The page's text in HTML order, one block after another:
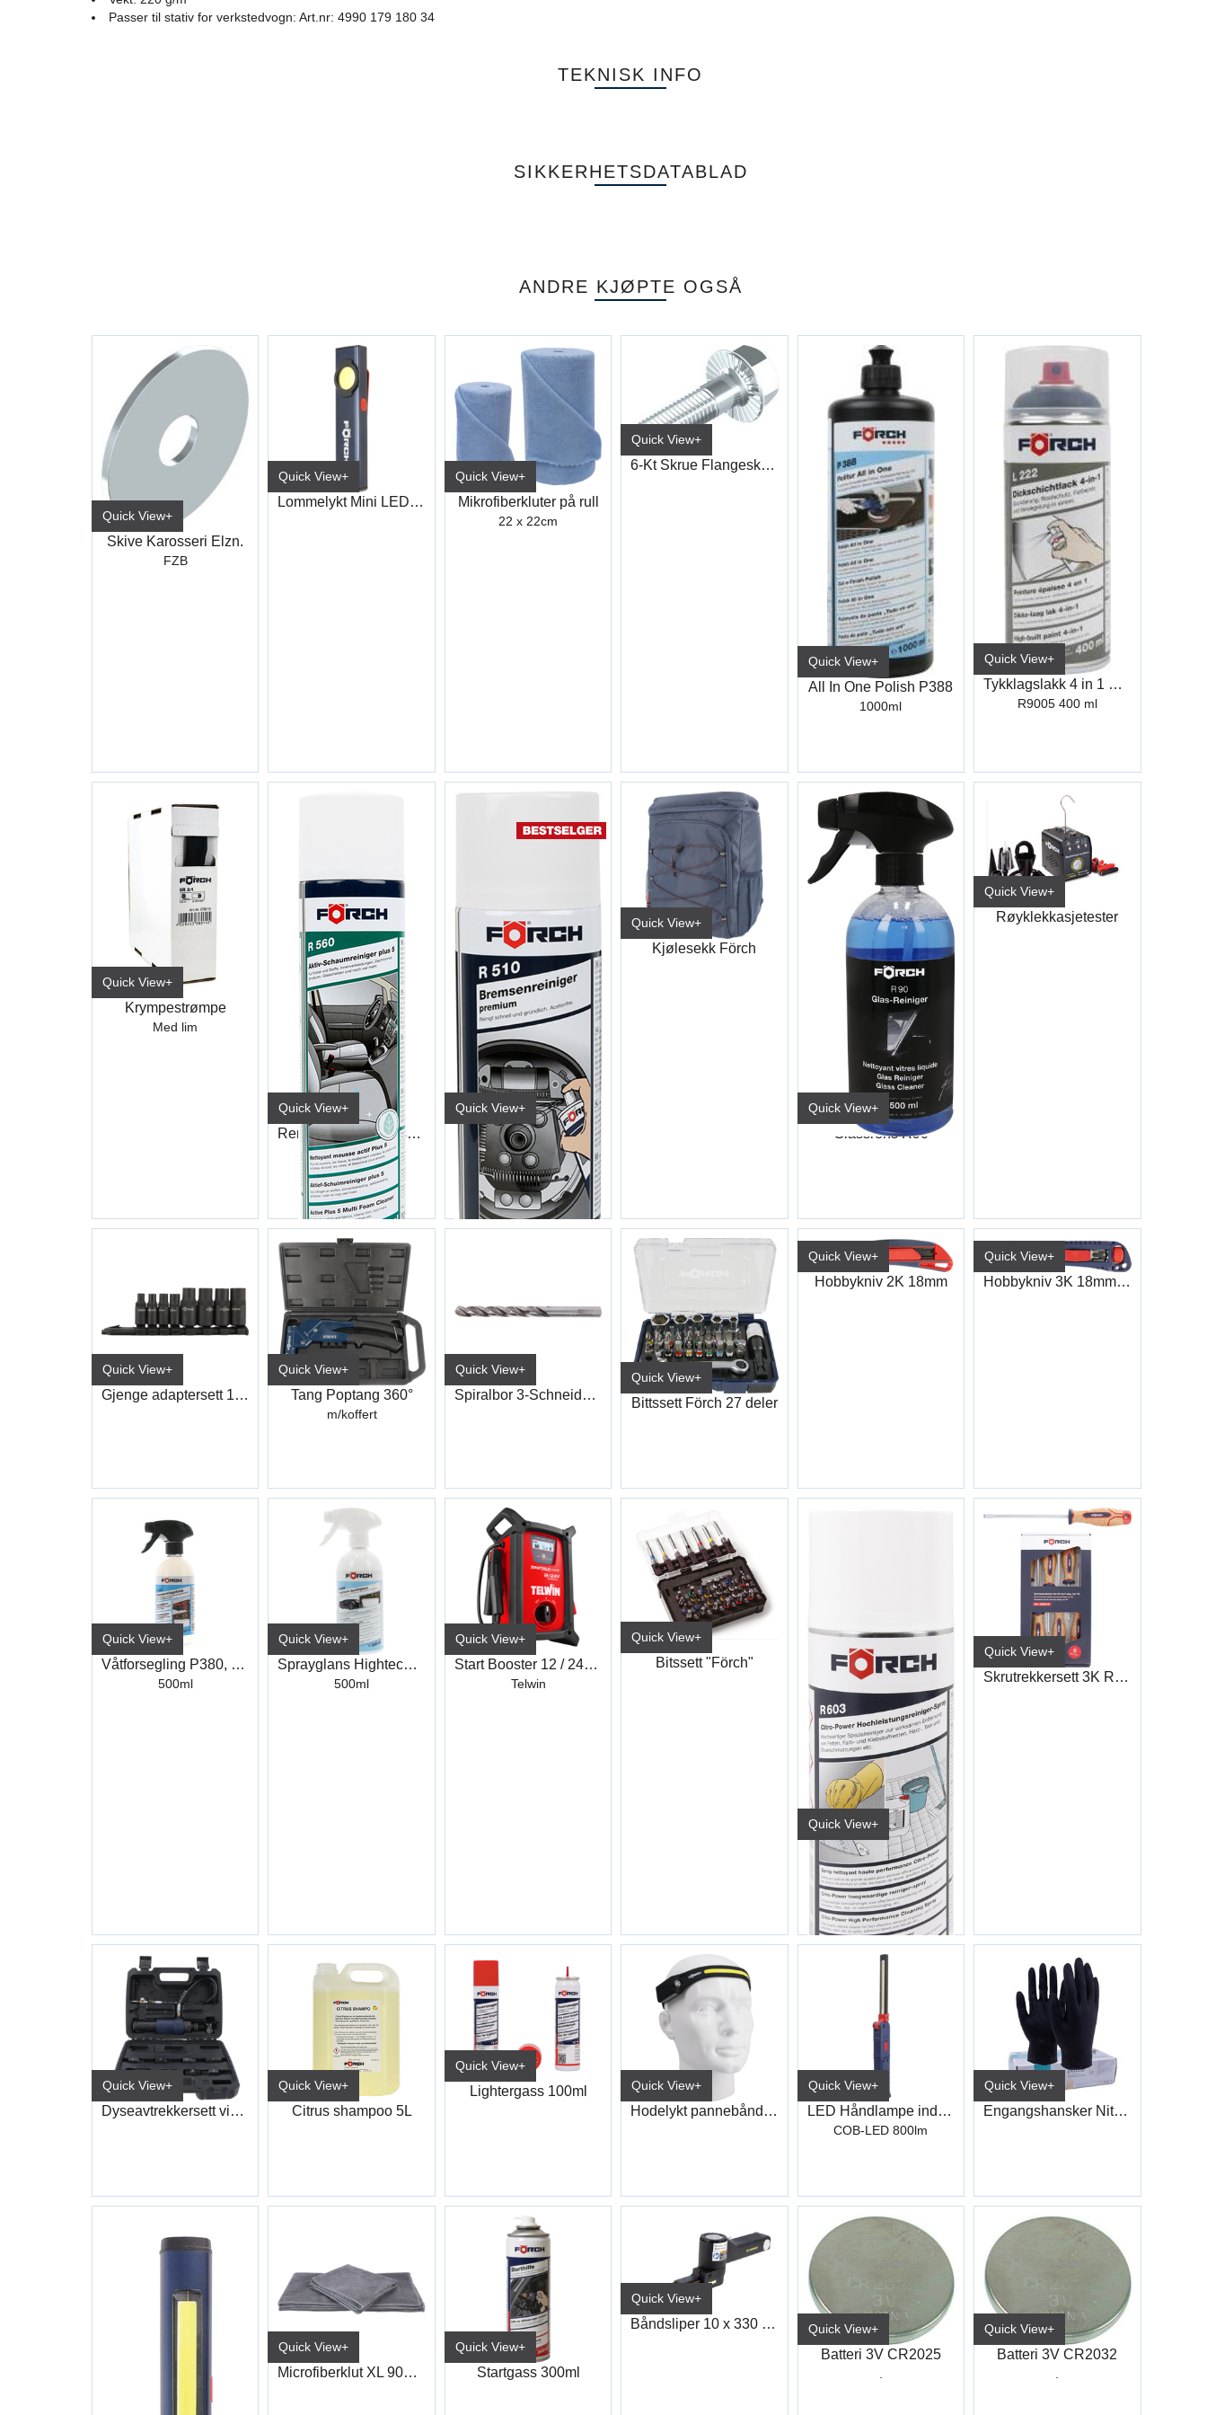
Passer til stativ for verkstedvogn: Art.nr: 4990 179 180 34
TEKNISK INFO
SIKKERHETSDATABLAD
ANDRE KJØPTE OGSÅ
Quick View+
Skive Karosseri Elzn.
FZB
Quick View+
Lommelykt Mini LED 300lm
Quick View+
Mikrofiberkluter på rull
22 x 22cm
Quick View+
6-Kt Skrue Flangeskrue M/Riller 10.9 M
Quick View+
All In One Polish P388
1000ml
Quick View+
Tykklagslakk 4 in 1 Sort L222
R9005 400 ml
Quick View+
Krympestrømpe
Med lim
Quick View+
Renseskum Universal Pluss 5 R560
600ml
Quick View+
Bremserens Premium R510 600ml
6116 0914/No (15/kart)
Quick View+
Kjølesekk Förch
Quick View+
Glassrens R90
Quick View+
Røyklekkasjetester
Quick View+
Gjenge adaptersett 1/4"-3/8"
Quick View+
Tang Poptang 360°
m/koffert
Quick View+
Spiralbor 3-Schneider DIN388 HSS
Quick View+
Bittssett Förch 27 deler
Quick View+
Hobbykniv 2K 18mm
Quick View+
Hobbykniv 3K 18mm m/strammehjul
Quick View+
Våtforsegling P380, 500ml
500ml
Quick View+
Sprayglans Hightech P363
500ml
Quick View+
Start Booster 12 / 24V Startzilla 9024XT
Telwin
Quick View+
Bitssett "Förch"
Quick View+
Sitrusrens CITR-POWER R603 500ml
Quick View+
Skrutrekkersett 3K Rett+PH
Quick View+
Dyseavtrekkersett vibrasjon
Quick View+
Citrus shampoo 5L
Quick View+
Lightergass 100ml Quick View+
Hodelykt pannebånd 350lm
Quick View+
LED Håndlampe induktiv
COB-LED 800lm
Quick View+
Engangshansker Nitril Sort
Quick View+
Microfiberklut XL 90X40CM
Quick View+
Startgass 300ml
Quick View+
Båndsliper 10 x 330 RodCraft Quick View+
Batteri 3V CR2025
Quick View+
Batteri 3V CR2032